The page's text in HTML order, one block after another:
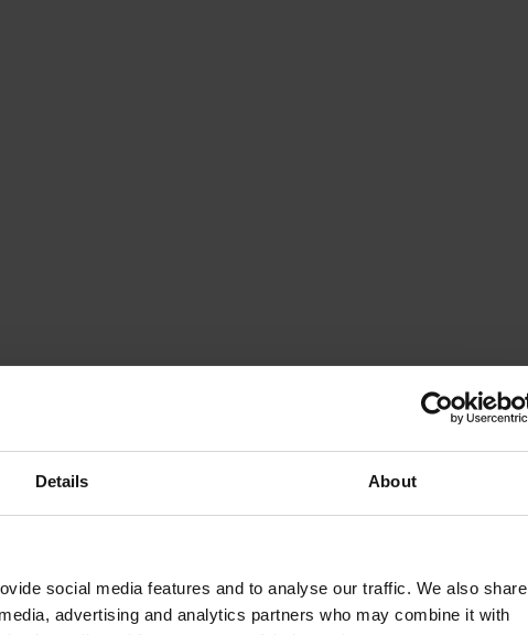
Details About
social media features and to analyse our traffic. We also share
advertising and analytics partners who may combine it with